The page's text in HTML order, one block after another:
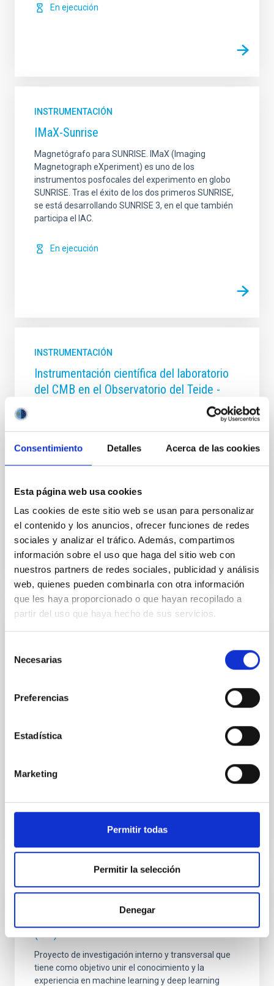
Consentimiento Detalles Acerca de las cookies
Esta página web usa cookies
Las cookies de este sitio web se usan para personalizar
el contenido y los anuncios, ofrecer funciones de redes
sociales y analizar el tráfico. Además, compartimos
información sobre el uso que haga del sitio web con
nuestros partners de redes sociales, publicidad y análisis
web, quienes pueden combinarla con otra información
que les haya proporcionado o que hayan recopilado a
partir del uso que haya hecho de sus servicios.
Necesarias
Preferencias
Estadística
Marketing
Permitir todas
Permitir la selección
Denegar
En ejecución
INSTRUMENTACIÓN
IMaX-Sunrise
Magnetógrafo para SUNRISE. IMaX (Imaging
Magnetograph eXperiment) es uno de los
instrumentos posfocales del experimento en globo
SUNRISE. Tras el éxito de los dos primeros SUNRISE,
se está desarrollando SUNRISE 3, en el que también
participa el IAC.
En ejecución
INSTRUMENTACIÓN
Instrumentación científica del laboratorio
del CMB en el Observatorio del Teide -
microondas (FCM). Está operativo desde 2012.
Actualmente y en los próximos años se realizarán
José Alberto Rubiño Martín
Cerrado
Group of Telescopes (ING). El objetivo fue el
"William Herschel", del Observatorio del Roque de los
INVESTIGACIÓN
Inteligencia Artificial e Inferencia Avanzada
(IA2)
Proyecto de investigación interno y transversal que
tiene como objetivo unir el conocimiento y la
experiencia en machine learning y deep learning